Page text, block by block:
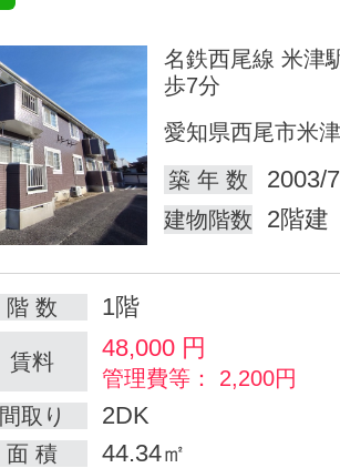
名鉄西尾線 米津
歩7分
愛知県西尾市米
築 年 数
2003/
建物階数 2階建
階 数 1階
賃料 48,000 円
管理費等： 2,200円
間取り
2DK
面 積 44.34㎡